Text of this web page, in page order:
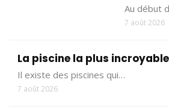
Au début
7 août 2026
La piscine la plus
Il existe des piscines qui…
7 août 2026